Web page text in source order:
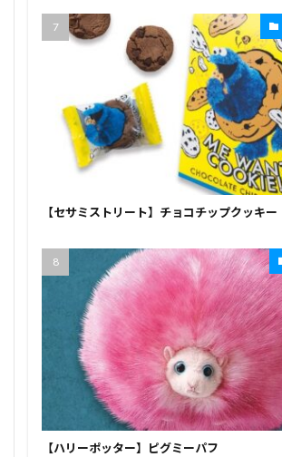
【セサミストリート】チョコチップクッキー
【ハリーポッター】ピグミーパフ